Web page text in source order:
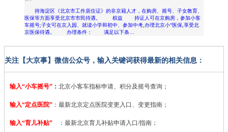
持海淀区《北京市工作居住证》的非京籍人才，在购房、摇号、子女教育、
医保等方面享受北京市市民待遇。 权益 持证人可在京购房，参加小客
车摇号;子女可在京入园、就读小学和初中、参加中考,办理北京小”医保,享受北
京医保待遇。 办理条件： 满足以下条…
关注【大京事】微信公众号，输入关键词获得最新的相关信息：
输入“小车摇号” ： 北京小客车指标申请、积分及摇号查询；
输入“定点医院” ： 最新北京定点医院变更入口、变更指南；
输入“育儿补贴” ：最新北京育儿补贴申请入口/指南；